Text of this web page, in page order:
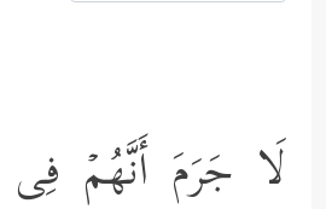
لَا جَرَمَ أَنَّهُمۡ